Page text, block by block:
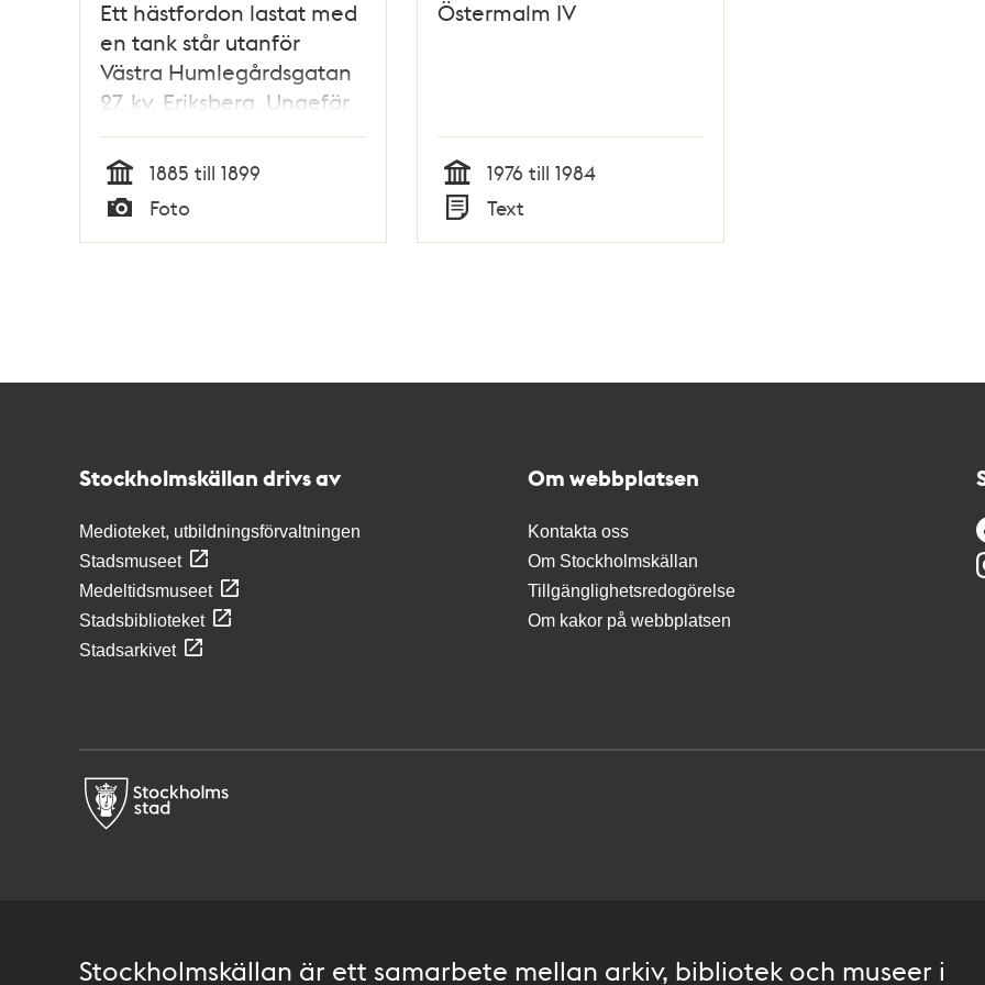
Ett hästfordon lastat med
en tank står utanför
Västra Humlegårdsgatan
27, kv. Eriksberg. Ungefär
vid nuvarande
Engelbreksgatan 25 och
Runebergsplan
Tid
1885 till 1899
Typ
Foto
Östermalm IV
Tid
1976 till 1984
Typ
Text
Stockholmskällan drivs av
Medioteket, utbildningsförvaltningen
Stadsmuseet
Medeltidsmuseet
Stadsbiblioteket
Stadsarkivet
Om webbplatsen
Kontakta oss
Om Stockholmskällan
Tillgänglighetsredogörelse
Om kakor på webbplatsen
Stockholmskällan är ett samarbete mellan arkiv, bibliotek och museer i